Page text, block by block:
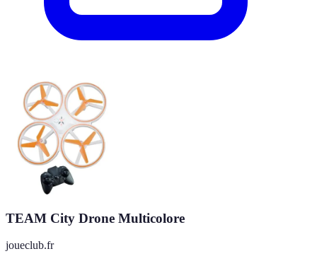
TEAM City Drone Multicolore
joueclub.fr